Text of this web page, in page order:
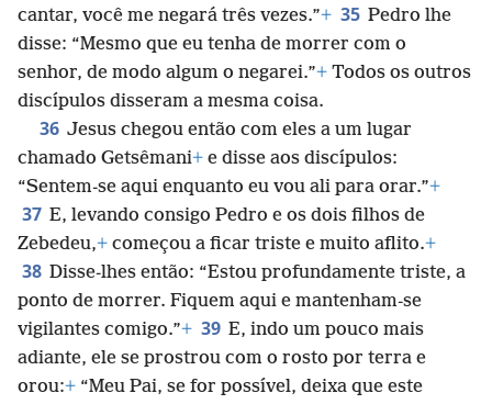
cantar, você me negará três vezes.”+ 35 Pedro lhe
disse: “Mesmo que eu tenha de morrer com o
senhor, de modo algum o negarei.”+ Todos os outros
discípulos disseram a mesma coisa.
36 Jesus chegou então com eles a um lugar
chamado Getsêmani+ e disse aos discípulos:
“Sentem-se aqui enquanto eu vou ali para orar.”+
37 E, levando consigo Pedro e os dois filhos de
Zebedeu,+ começou a ficar triste e muito aflito.+
38 Disse-lhes então: “Estou profundamente triste, a
ponto de morrer. Fiquem aqui e mantenham-se
vigilantes comigo.”+ 39 E, indo um pouco mais
adiante, ele se prostrou com o rosto por terra e
orou:+ “Meu Pai, se for possível, deixa que este